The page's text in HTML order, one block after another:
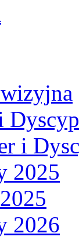
i
2025
2026